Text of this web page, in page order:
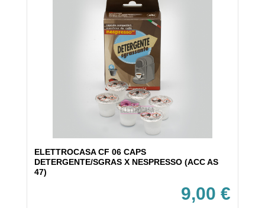
ELETTROCASA CF 06 CAPS
DETERGENTE/SGRAS X NESPRESSO (ACC AS
47)
9,00 €